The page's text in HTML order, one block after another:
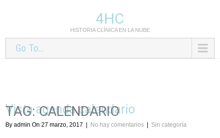
4HC
HISTORIA CLÍNICA EN LA NUBE
Go To...
TAG: CALENDARIO
Vista agenda calendario
By admin On 27 marzo, 2017 No hay comentarios Sin categoría